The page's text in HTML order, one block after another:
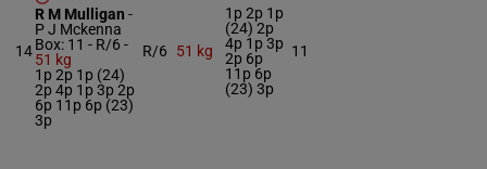
14
R M Mulligan -
P J Mckenna
Box: 11 - R/6 -
51 kg
1p 2p 1p (24)
2p 4p 1p 3p 2p
6p 11p 6p (23)
3p
R/6 51 kg
1p 2p 1p
(24) 2p
4p 1p 3p
2p 6p
11p 6p
(23) 3p
11